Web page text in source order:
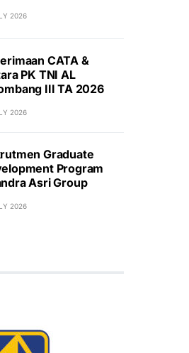
2026
CATA &
PK TNI AL
III TA 2026
2026
Graduate
Program
Asri Group
2026